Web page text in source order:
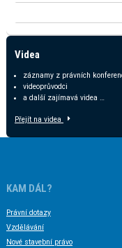
Videa
záznamy z právních
videoprůvodci
a další zajímavá videa …
Přejít na videa
KAM DÁL?
Právní dotazy
Vzdělávání
Nové stavební právo